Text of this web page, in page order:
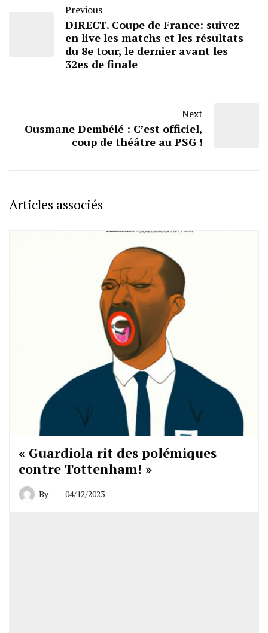
Previous
DIRECT. Coupe de France: suivez
en live les matchs et les résultats
du 8e tour, le dernier avant les
32es de finale
Next
Ousmane Dembélé : C’est officiel,
coup de théâtre au PSG !
Articles associés
« Guardiola rit des polémiques
contre Tottenham! »
By 04/12/2023